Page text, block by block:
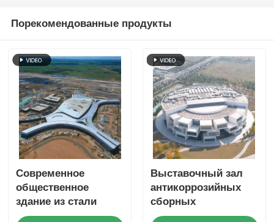
Порекомендованные продукты
Современное
общественное
здание из стали
аэропорт
Выставочный зал
антикоррозийных
сборных
коммерческих